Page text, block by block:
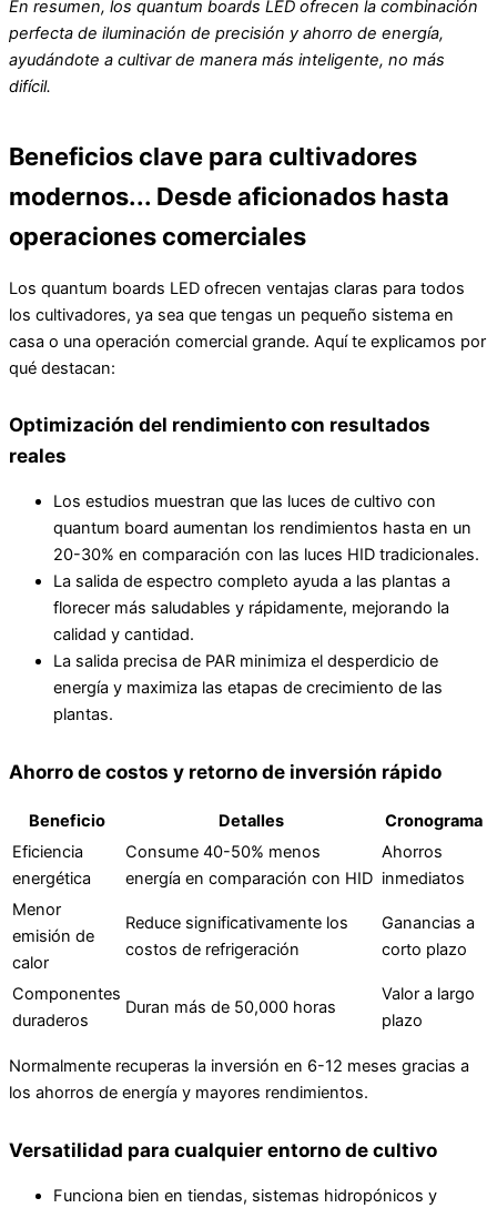
En resumen, los quantum boards LED ofrecen la combinación
perfecta de iluminación de precisión y ahorro de energía,
ayudándote a cultivar de manera más inteligente, no más
difícil.
Beneficios clave para cultivadores
modernos... Desde aficionados hasta
operaciones comerciales
Los quantum boards LED ofrecen ventajas claras para todos
los cultivadores, ya sea que tengas un pequeño sistema en
casa o una operación comercial grande. Aquí te explicamos por
qué destacan:
Optimización del rendimiento con resultados
reales
Los estudios muestran que las luces de cultivo con
quantum board aumentan los rendimientos hasta en un
20-30% en comparación con las luces HID tradicionales.
La salida de espectro completo ayuda a las plantas a
florecer más saludables y rápidamente, mejorando la
calidad y cantidad.
La salida precisa de PAR minimiza el desperdicio de
energía y maximiza las etapas de crecimiento de las
plantas.
Ahorro de costos y retorno de inversión rápido
Beneficio Detalles
Cronograma
Eficiencia
energética
Consume 40-50% menos
energía en comparación con HID
Ahorros
inmediatos
Menor
emisión de
calor
Reduce significativamente los
costos de refrigeración
Ganancias a
corto plazo
Componentes
duraderos
Duran más de 50,000 horas
Valor a largo
plazo
Normalmente recuperas la inversión en 6-12 meses gracias a
los ahorros de energía y mayores rendimientos.
Versatilidad para cualquier entorno de cultivo
Funciona bien en tiendas, sistemas hidropónicos y